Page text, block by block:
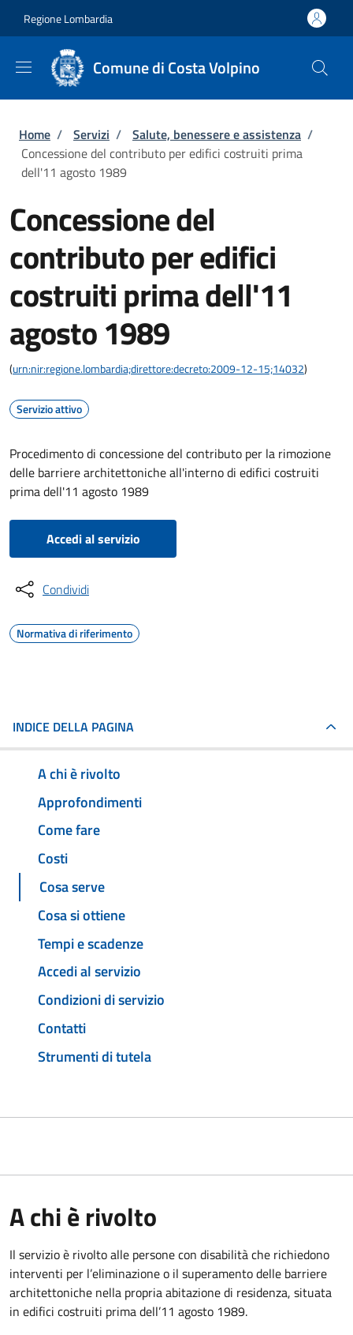
Regione Lombardia
Comune di Costa Volpino
Briciole di pane
Home / Servizi / Salute, benessere e assistenza /
Concessione del contributo per edifici costruiti prima
dell'11 agosto 1989
Concessione del
contributo per edifici
costruiti prima dell'11
agosto 1989
(urn:nir:regione.lombardia;direttore:decreto:2009-12-15;14032)
Servizio attivo
Procedimento di concessione del contributo per la rimozione
delle barriere architettoniche all'interno di edifici costruiti
prima dell'11 agosto 1989
Accedi al servizio
Condividi
Normativa di riferimento
INDICE DELLA PAGINA
A chi è rivolto
Approfondimenti
Come fare
Costi
Cosa serve
Cosa si ottiene
Tempi e scadenze
Accedi al servizio
Condizioni di servizio
Contatti
Strumenti di tutela
A chi è rivolto
Il servizio è rivolto alle persone con disabilità che richiedono
interventi per l’eliminazione o il superamento delle barriere
architettoniche nella propria abitazione di residenza, situata
in edifici costruiti prima dell’11 agosto 1989.